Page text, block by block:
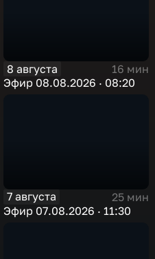
8 августа
16 мин
Эфир 08.08.2026 · 08:20
7 августа
25 мин
Эфир 07.08.2026 · 11:30